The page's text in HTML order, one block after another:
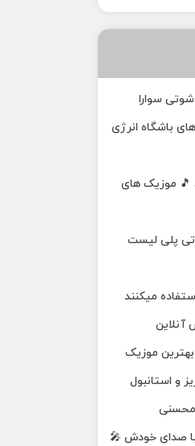
سوارا
باشگاه انرژی
🎵 موزیک‌ های
پلی لیست
میکنند
موزیک‌
و استانبول
محسنی
با صدای خودش 🎤